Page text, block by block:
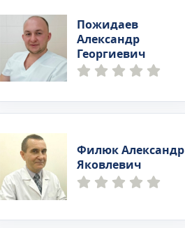
Пожидаев
Александр
Георгиевич
Филюк Александр
Яковлевич